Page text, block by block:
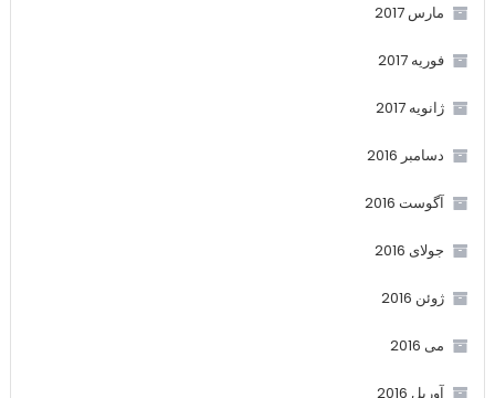
مارس 2017
فوریه 2017
ژانویه 2017
دسامبر 2016
آگوست 2016
جولای 2016
ژوئن 2016
می 2016
آوریل 2016